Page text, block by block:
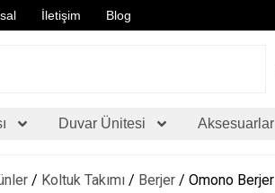
İletişim Blog
Duvar Ünitesi Aksesuarlar
/ Koltuk Takımı / Berjer / Omono Berjer